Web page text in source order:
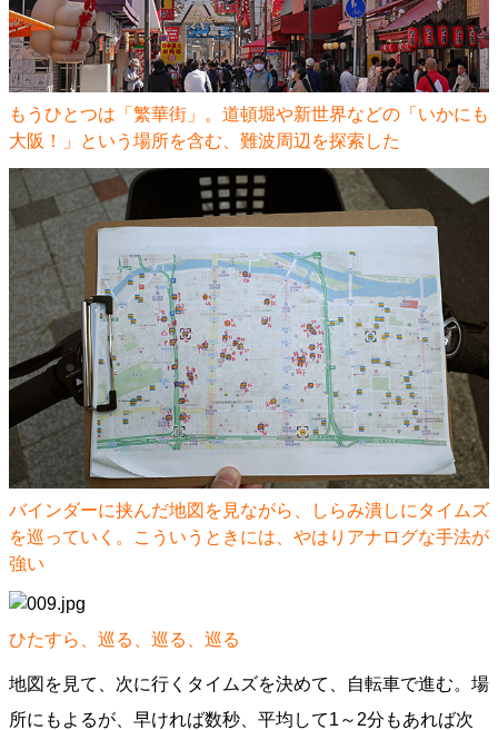
もうひとつは「繁華街」。道頓堀や新世界などの「いかにも
大阪！」という場所を含む、難波周辺を探索した
バインダーに挟んだ地図を見ながら、しらみ潰しにタイムズ
を巡っていく。こういうときには、やはりアナログな手法が
強い
ひたすら、巡る、巡る、巡る
地図を見て、次に行くタイムズを決めて、自転車で進む。場
所にもよるが、早ければ数秒、平均して1～2分もあれば次